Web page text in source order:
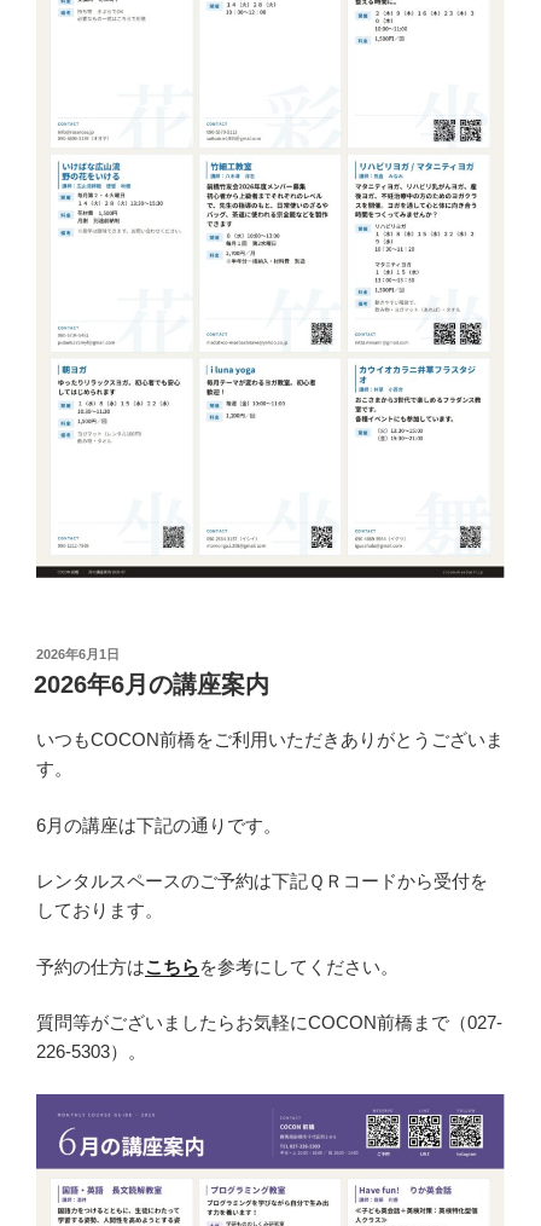
投
稿
日:
2026年6月1日
2026年6月の講座案内
いつもCOCON前橋をご利用いただきありがとうございま
す。
6月の講座は下記の通りです。
レンタルスペースのご予約は下記ＱＲコードから受付を
しております。
予約の仕方はこちらを参考にしてください。
質問等がございましたらお気軽にCOCON前橋まで（027-
226-5303）。